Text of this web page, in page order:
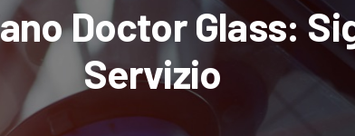
Doctor Glass:
Servizio